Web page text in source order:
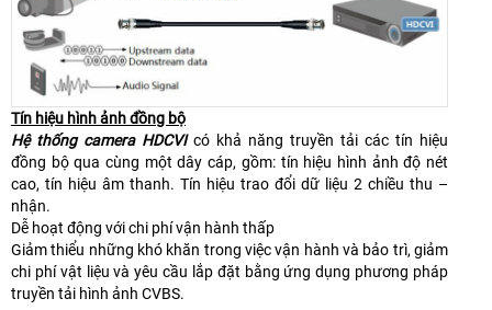
Tín hiệu hình ảnh đồng bộ
Hệ thống camera HDCVIcó khả năng truyền tải các tín hiệu
đồng bộ qua cùng một dây cáp, gồm: tín hiệu hình ảnh độ nét
cao, tín hiệu âm thanh. Tín hiệu trao đổi dữ liệu 2 chiều thu –
nhận.
Dễ hoạt động với chi phí vận hành thấp
Giảm thiểu những khó khăn trong việc vận hành và bảo trì, giảm
chi phí vật liệu và yêu cầu lắp đặt bằng ứng dụng phương pháp
truyền tải hình ảnh CVBS.